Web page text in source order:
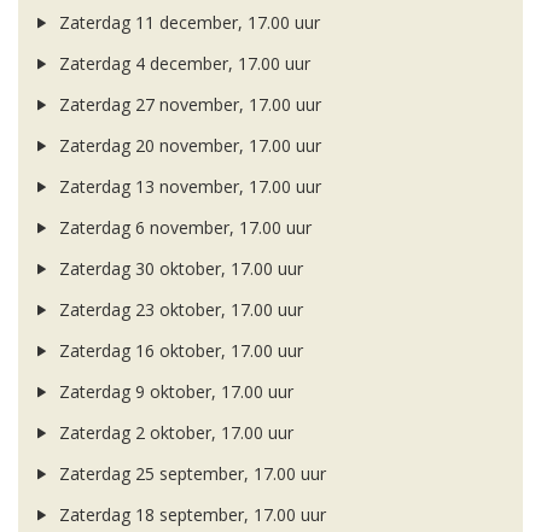
Zaterdag 11 december, 17.00 uur
Zaterdag 4 december, 17.00 uur
Zaterdag 27 november, 17.00 uur
Zaterdag 20 november, 17.00 uur
Zaterdag 13 november, 17.00 uur
Zaterdag 6 november, 17.00 uur
Zaterdag 30 oktober, 17.00 uur
Zaterdag 23 oktober, 17.00 uur
Zaterdag 16 oktober, 17.00 uur
Zaterdag 9 oktober, 17.00 uur
Zaterdag 2 oktober, 17.00 uur
Zaterdag 25 september, 17.00 uur
Zaterdag 18 september, 17.00 uur